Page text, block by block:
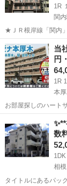
1R
関
★ＪＲ根岸線「関内」駅徒
～で入居可！ ★関内駅から横浜へ５分、品川へ２６分、 ★ブルーライ
ン「伊勢佐木長者町」駅まで
ーパー...
神奈川 横浜市
当
円
1R
本
お部屋探しのハート
しまで行える不動産
ットカード決済も導
お待ちしております
厚木市
数
相
タイトルにあるパッ